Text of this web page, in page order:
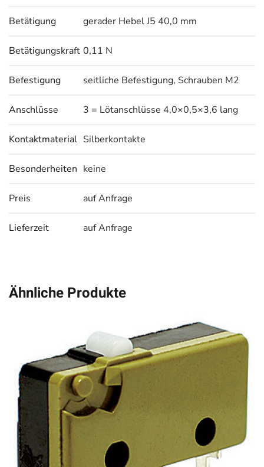
Betätigung gerader Hebel J5 40,0 mm
Betätigungskraft 0,11 N
Befestigung seitliche Befestigung, Schrauben M2
Anschlüsse 3 = Lötanschlüsse 4,0×0,5×3,6 lang
Kontaktmaterial Silberkontakte
Besonderheiten keine
Preis auf Anfrage
Lieferzeit auf Anfrage
Ähnliche Produkte